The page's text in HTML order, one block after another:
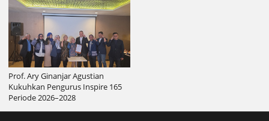
Prof. Ary Ginanjar Agustian
Kukuhkan Pengurus Inspire 165
Periode 2026–2028